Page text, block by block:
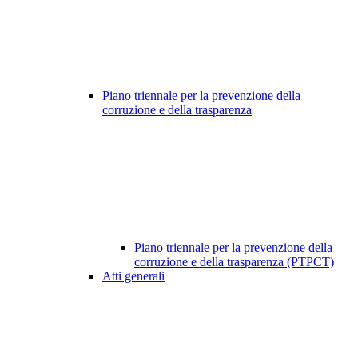
Piano triennale per la prevenzione della
corruzione e della trasparenza
Piano triennale per la prevenzione della
corruzione e della trasparenza (PTPCT)
Atti generali